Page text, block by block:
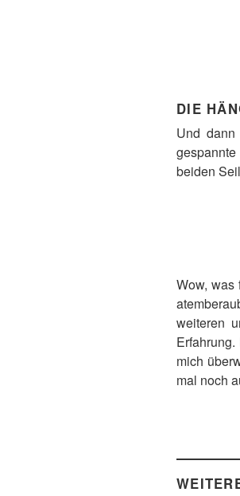
DIE
Und
beiden
Wow, was
weiteren
mich
mal noch